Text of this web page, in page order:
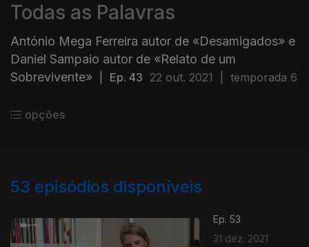
Todas as Palavras
António Mega Ferreira autor de «Desamigados» e
Daniel Sampaio autor de «Relato de um
Sobrevivente»
Ep. 43 22 out. 2021 temporada 6
opções
53 episódios disponíveis
Ep. 53
31 dez. 2021